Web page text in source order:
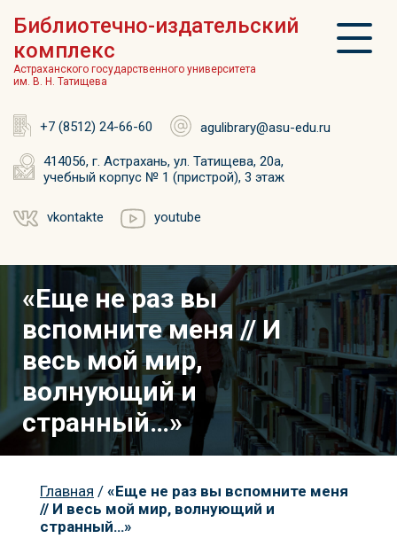
Библиотечно-издательский
комплекс
Астраханского государственного университета
им. В. Н. Татищева
+7 (8512) 24-66-60 agulibrary@asu-edu.ru
414056, г. Астрахань, ул. Татищева, 20а,
учебный корпус № 1 (пристрой), 3 этаж
vkontakte youtube
«Еще не раз вы
вспомните меня // И
весь мой мир,
волнующий и
странный…»
Главная / «Еще не раз вы вспомните меня
// И весь мой мир, волнующий и
странный…»